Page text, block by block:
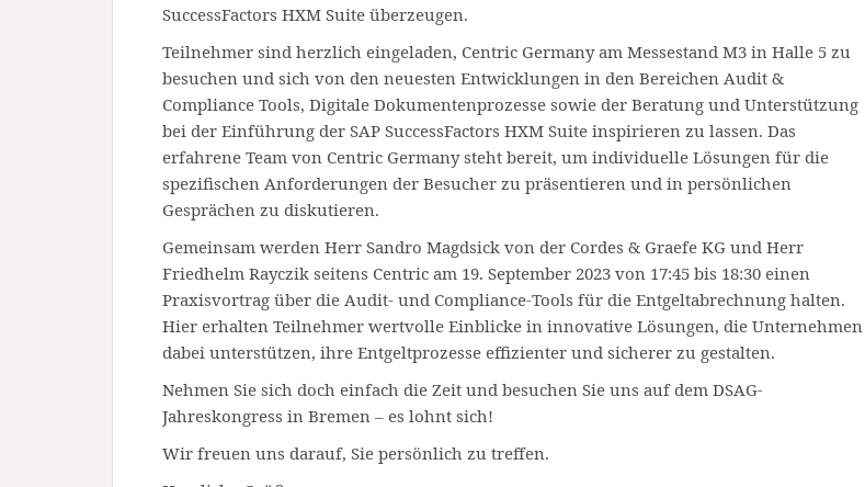
SuccessFactors HXM Suite überzeugen.
Teilnehmer sind herzlich eingeladen, Centric Germany am Messestand M3 in Halle 5 zu
besuchen und sich von den neuesten Entwicklungen in den Bereichen Audit &
Compliance Tools, Digitale Dokumentenprozesse sowie der Beratung und Unterstützung
bei der Einführung der SAP SuccessFactors HXM Suite inspirieren zu lassen. Das
erfahrene Team von Centric Germany steht bereit, um individuelle Lösungen für die
spezifischen Anforderungen der Besucher zu präsentieren und in persönlichen
Gesprächen zu diskutieren.
Gemeinsam werden Herr Sandro Magdsick von der Cordes & Graefe KG und Herr
Friedhelm Rayczik seitens Centric am 19. September 2023 von 17:45 bis 18:30 einen
Praxisvortrag über die Audit- und Compliance-Tools für die Entgeltabrechnung halten.
Hier erhalten Teilnehmer wertvolle Einblicke in innovative Lösungen, die Unternehmen
dabei unterstützen, ihre Entgeltprozesse effizienter und sicherer zu gestalten.
Nehmen Sie sich doch einfach die Zeit und besuchen Sie uns auf dem DSAG-
Jahreskongress in Bremen – es lohnt sich!
Wir freuen uns darauf, Sie persönlich zu treffen.